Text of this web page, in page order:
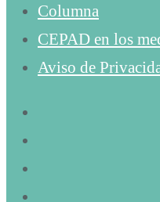
Columna
CEPAD en los
Aviso de